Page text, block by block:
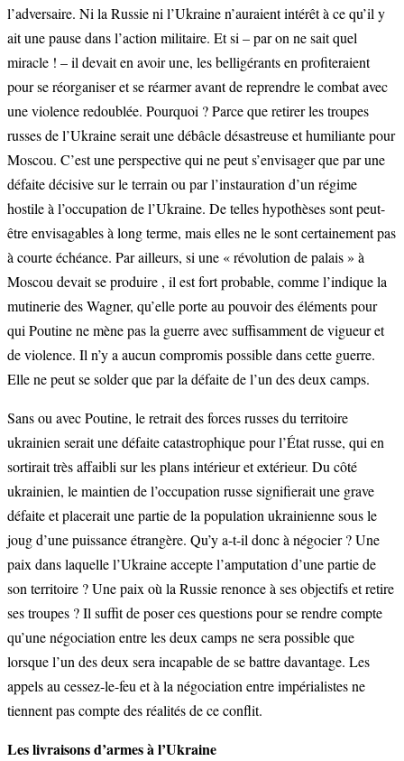
l’adversaire. Ni la Russie ni l’Ukraine n’auraient intérêt à ce qu’il y
ait une pause dans l’action militaire. Et si – par on ne sait quel
miracle ! – il devait en avoir une, les belligérants en profiteraient
pour se réorganiser et se réarmer avant de reprendre le combat avec
une violence redoublée. Pourquoi ? Parce que retirer les troupes
russes de l’Ukraine serait une débâcle désastreuse et humiliante pour
Moscou. C’est une perspective qui ne peut s’envisager que par une
défaite décisive sur le terrain ou par l’instauration d’un régime
hostile à l’occupation de l’Ukraine. De telles hypothèses sont peut-
être envisagables à long terme, mais elles ne le sont certainement pas
à courte échéance. Par ailleurs, si une « révolution de palais » à
Moscou devait se produire , il est fort probable, comme l’indique la
mutinerie des Wagner, qu’elle porte au pouvoir des éléments pour
qui Poutine ne mène pas la guerre avec suffisamment de vigueur et
de violence. Il n’y a aucun compromis possible dans cette guerre.
Elle ne peut se solder que par la défaite de l’un des deux camps.
Sans ou avec Poutine, le retrait des forces russes du territoire
ukrainien serait une défaite catastrophique pour l’État russe, qui en
sortirait très affaibli sur les plans intérieur et extérieur. Du côté
ukrainien, le maintien de l’occupation russe signifierait une grave
défaite et placerait une partie de la population ukrainienne sous le
joug d’une puissance étrangère. Qu’y a-t-il donc à négocier ? Une
paix dans laquelle l’Ukraine accepte l’amputation d’une partie de
son territoire ? Une paix où la Russie renonce à ses objectifs et retire
ses troupes ? Il suffit de poser ces questions pour se rendre compte
qu’une négociation entre les deux camps ne sera possible que
lorsque l’un des deux sera incapable de se battre davantage. Les
appels au cessez-le-feu et à la négociation entre impérialistes ne
tiennent pas compte des réalités de ce conflit.
Les livraisons d’armes à l’Ukraine